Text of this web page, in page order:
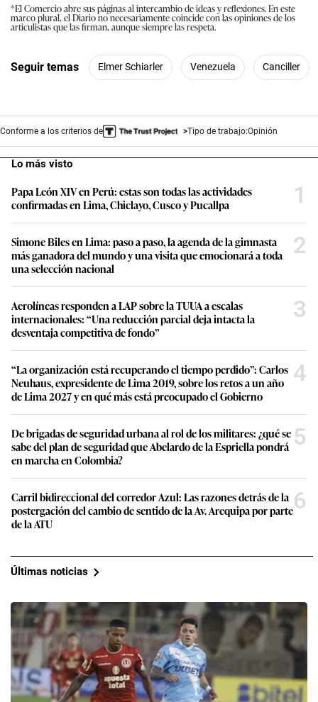
*El Comercio abre sus páginas al intercambio de ideas y reflexiones. En este
marco plural, el Diario no necesariamente coincide con las opiniones de los
articulistas que las firman, aunque siempre las respeta.
Seguir temas Elmer Schiarler Venezuela Canciller
Conforme a los criterios de Tipo de trabajo:Opinión
Lo más visto
Papa León XIV en Perú: estas son todas las actividades
confirmadas en Lima, Chiclayo, Cusco y Pucallpa
1
Simone Biles en Lima: paso a paso, la agenda de la gimnasta
más ganadora del mundo y una visita que emocionará a toda
una selección nacional
2
Aerolíneas responden a LAP sobre la TUUA a escalas
internacionales: “Una reducción parcial deja intacta la
desventaja competitiva de fondo”
3
“La organización está recuperando el tiempo perdido”: Carlos
Neuhaus, expresidente de Lima 2019, sobre los retos a un año
de Lima 2027 y en qué más está preocupado el Gobierno
4
De brigadas de seguridad urbana al rol de los militares: ¿qué se
sabe del plan de seguridad que Abelardo de la Espriella pondrá
en marcha en Colombia?
5
Carril bidireccional del corredor Azul: Las razones detrás de la
postergación del cambio de sentido de la Av. Arequipa por parte
de la ATU
6
Últimas noticias